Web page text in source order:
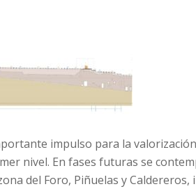
impulso para la
nivel. En fases futuras se
del Foro, Piñuelas y